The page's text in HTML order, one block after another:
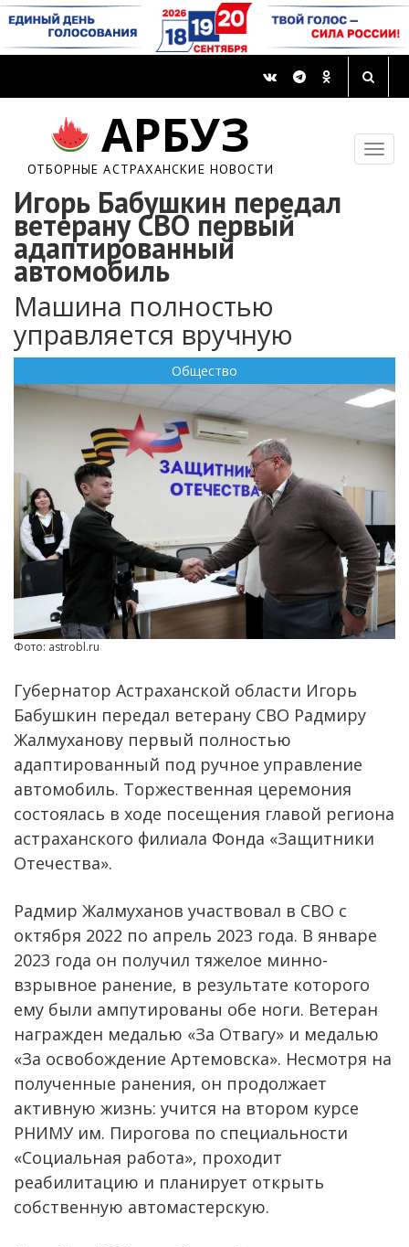
АРБУЗ
ОТБОРНЫЕ АСТРАХАНСКИЕ НОВОСТИ
Игорь Бабушкин передал
ветерану СВО первый
адаптированный
автомобиль
Машина полностью
управляется вручную
Общество
Фото: astrobl.ru
Губернатор Астраханской области Игорь
Бабушкин передал ветерану СВО Радмиру
Жалмуханову первый полностью
адаптированный под ручное управление
автомобиль. Торжественная церемония
состоялась в ходе посещения главой региона
астраханского филиала Фонда «Защитники
Отечества».
Радмир Жалмуханов участвовал в СВО с
октября 2022 по апрель 2023 года. В январе
2023 года он получил тяжелое минно-
взрывное ранение, в результате которого
ему были ампутированы обе ноги. Ветеран
награжден медалью «За Отвагу» и медалью
«За освобождение Артемовска». Несмотря на
полученные ранения, он продолжает
активную жизнь: учится на втором курсе
РНИМУ им. Пирогова по специальности
«Социальная работа», проходит
реабилитацию и планирует открыть
собственную автомастерскую.